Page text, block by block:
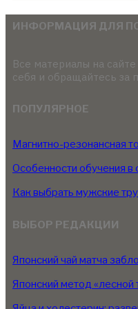
ИНФОРМАЦИЯ ДЛЯ
Все материалы на
себя и обращайтесь за
ПОПУЛЯРНОЕ
Магнитно-резонансная
Особенности обучения
Как выбрать мужские
ВЫБОР РЕДАКЦИИ
Японский чай матча
Японский метод «лесной